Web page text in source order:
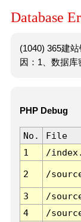
Database
(1040) 365建
因：1、数据库
PHP Debug
No. File
1
/
2 /
3 /
4
/